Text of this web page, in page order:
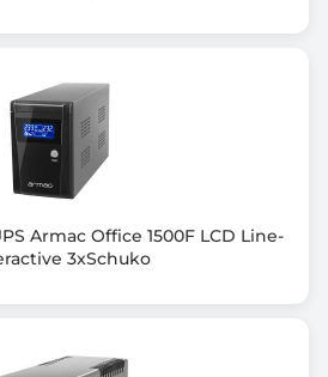
(mm)
Armac Office 1500F LCD Line-
3xSchuko